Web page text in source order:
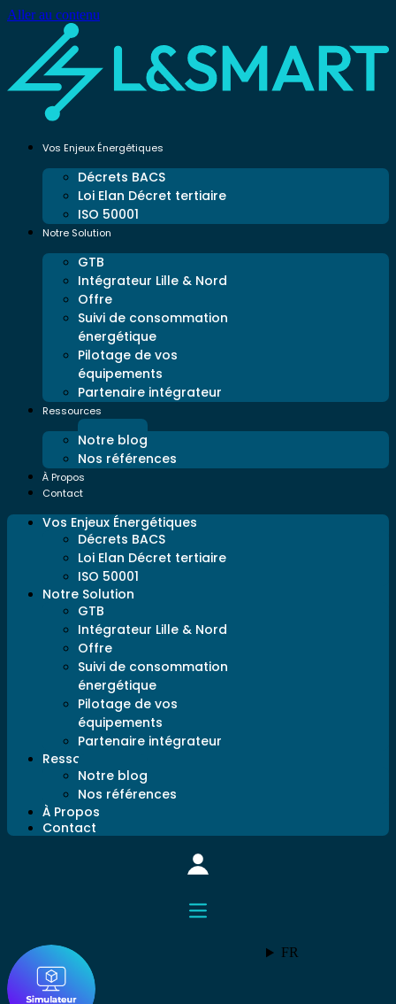
Aller au contenu
Vos Enjeux Énergétiques
Décrets BACS
Loi Elan Décret tertiaire
ISO 50001
Notre Solution
GTB
Intégrateur Lille & Nord
Offre
Suivi de consommation
énergétique
Pilotage de vos
équipements
Partenaire intégrateur
Ressources
Notre blog
Nos références
À Propos
Contact
Vos Enjeux Énergétiques
Décrets BACS
Loi Elan Décret tertiaire
ISO 50001
Notre Solution
GTB
Intégrateur Lille & Nord
Offre
Suivi de consommation
énergétique
Pilotage de vos
équipements
Partenaire intégrateur
Ressources
Notre blog
Nos références
À Propos
Contact
FR